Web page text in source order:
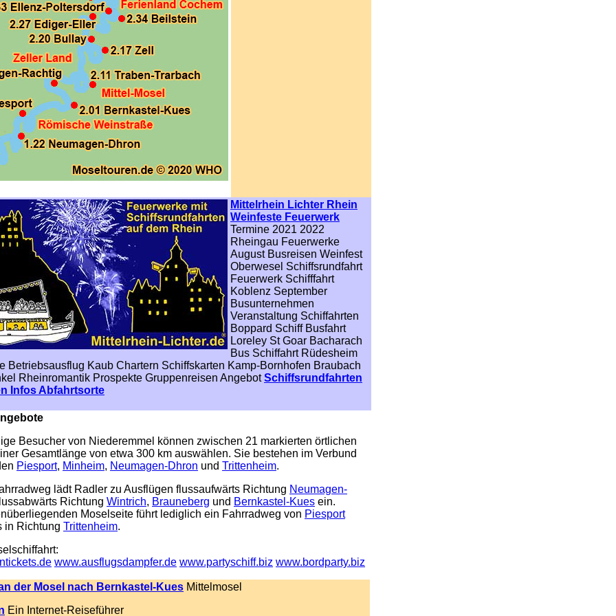
Mittelrhein Lichter Rhein
Weinfeste Feuerwerk
Termine 2021 2022
Rheingau Feuerwerke
August Busreisen Weinfest
Oberwesel Schiffsrundfahrt
Feuerwerk Schifffahrt
Koblenz September
Busunternehmen
Veranstaltung Schiffahrten
Boppard Schiff Busfahrt
Loreley St Goar Bacharach
Bus Schiffahrt Rüdesheim
Betriebsausflug Kaub Chartern Schiffskarten Kamp-Bornhofen Braubach
Rheinromantik Prospekte Gruppenreisen AngebotSchiffsrundfahrten
Infos Abfahrtsorte
Besucher von Niederemmel können zwischen 21 markierten örtlichen
Gesamtlänge von etwa 300 km auswählen. Sie bestehen im Verbund
Piesport, Minheim, Neumagen-Dhron und Trittenheim.
lädt Radler zu Ausflügen flussaufwärts Richtung Neumagen-
Richtung Wintrich, Brauneberg und Bernkastel-Kues ein.
Moselseite führt lediglich ein Fahrradweg von Piesport
in Richtung Trittenheim.
www.ausflugsdampfer.de www.partyschiff.biz www.bordparty.biz
der Mosel nach Bernkastel-Kues Mittelmosel
Ein Internet-Reiseführer